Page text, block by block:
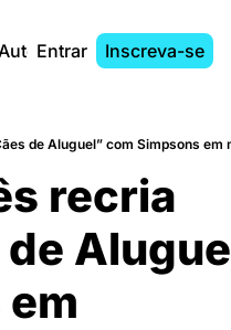
Entrar Inscreva-se
de Aluguel” com Simpsons em
recria